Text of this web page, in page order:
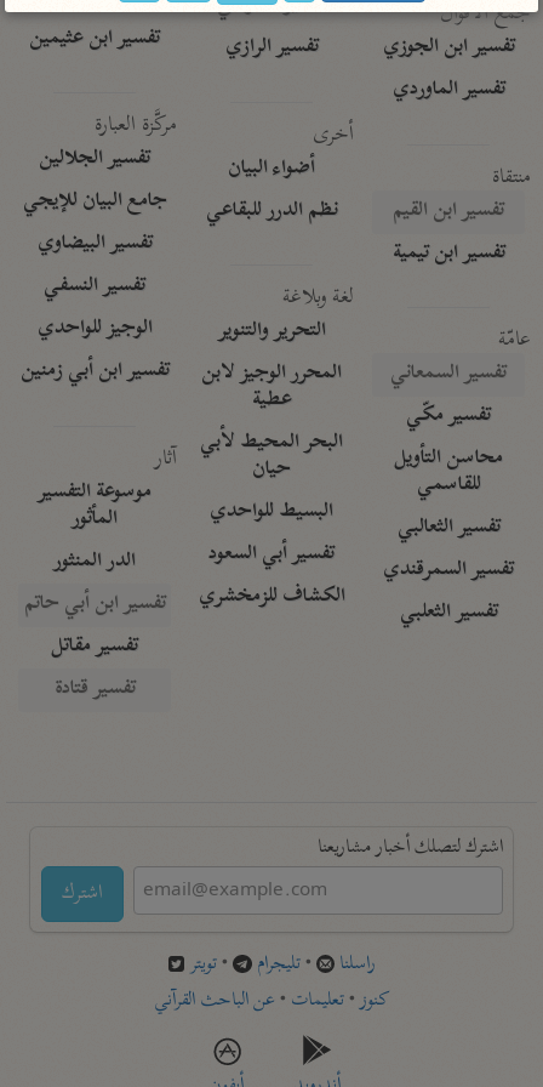
جمع الأقوال
تفسير ابن الجوزي
تفسير الماوردي
منتقاة
تفسير ابن القيم
تفسير ابن تيمية
عامّة
تفسير السمعاني
تفسير مكّي
محاسن التأويل
للقاسمي
تفسير الثعالبي
تفسير السمرقندي
تفسير الثعلبي
تفسير الرازي
أخرى
أضواء البيان
نظم الدرر للبقاعي
لغة وبلاغة
التحرير والتنوير
المحرر الوجيز لابن
عطية
البحر المحيط لأبي
حيان
البسيط للواحدي
تفسير أبي السعود
الكشاف للزمخشري
تفسير ابن عثيمين
مركَّزة العبارة
تفسير الجلالين
جامع البيان للإيجي
تفسير البيضاوي
تفسير النسفي
الوجيز للواحدي
تفسير ابن أبي زمنين
آثار
موسوعة التفسير
المأثور
الدر المنثور
تفسير ابن أبي حاتم
تفسير مقاتل
تفسير قتادة
اشترك لتصلك أخبار مشاريعنا
اشترك
راسلنا •تليجرام •تويتر
كنوز•تعليمات •عن الباحث القرآني